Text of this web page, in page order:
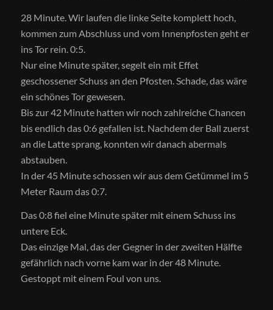
28 Minute. Wir laufen die linke Seite komplett hoch,
kommen zum Abschluss und vom Innenpfosten geht er
ins Tor rein. 0:5.
Nur eine Minute später, segelt ein mit Effet
geschossener Schuss an den Pfosten. Schade, das wäre
ein schönes Tor gewesen.
Bis zur 42 Minute hatten wir noch zahlreiche Chancen
bis endlich das 0:6 gefallen ist. Nachdem der Ball zuerst
an die Latte sprang, konnten wir danach abermals
abstauben.
In der 45 Minute schossen wir aus dem Getümmel im 5
Meter Raum das 0:7.
Das 0:8 fiel eine Minute später mit einem Schuss ins
untere Eck.
Das einzige Mal, das der Gegner in der zweiten Hälfte
gefährlich nach vorne kam war in der 48 Minute.
Gestoppt mit einem Foul von uns.